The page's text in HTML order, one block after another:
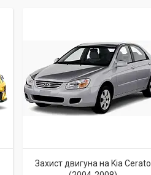
Захист двигуна на Kia Cerato